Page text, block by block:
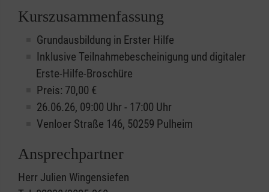
Kurszusammenfassung
Grundausbildung in Erster Hilfe
Inklusive Teilnahmebescheinigung und digitaler
Erste-Hilfe-Broschüre
Preis: 70,00 €
26.06.26, 09:00 Uhr - 17:00 Uhr
Venloer Straße 146, 50259 Pulheim
Ansprechpartner
Herr Julien Wingensiefen